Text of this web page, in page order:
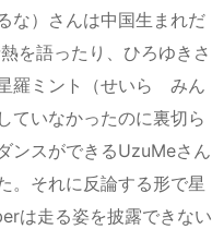
な）さんは中国生まれだ
を語ったり、ひろゆきさ
羅ミント（せいら みん
ていなかったのに裏切ら
ンスができるUzuMeさん
。それに反論する形で星
は走る姿を披露できない